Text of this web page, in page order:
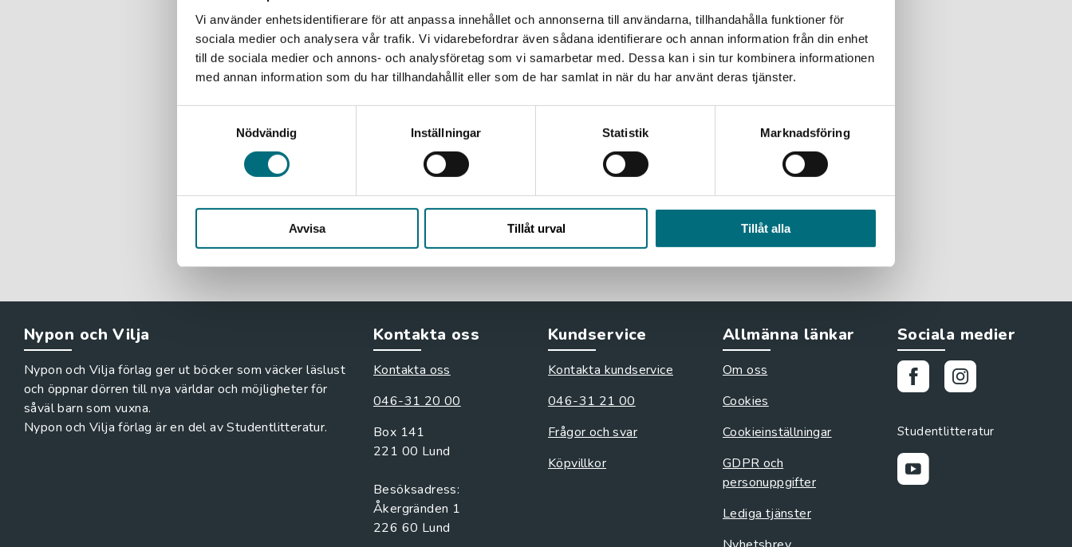
Vi använder enhetsidentifierare för att anpassa innehållet och annonserna till användarna, tillhandahålla funktioner för
sociala medier och analysera vår trafik. Vi vidarebefordrar även sådana identifierare och annan information från din enhet
till de sociala medier och annons- och analysföretag som vi samarbetar med. Dessa kan i sin tur kombinera informationen
med annan information som du har tillhandahållit eller som de har samlat in när du har använt deras tjänster.
Nödvändig
Inställningar Statistik Marknadsföring
Avvisa Tillåt urval Tillåt alla
rutten mjölk och trädgrenarna utanför fönstren rör...
147 kr
Exkl. moms: 139 kr
Lucy blir uppäten!
Skolan lever och nu har Lucy blivit uppäten av sitt skåp! Sam och Antonio följer ett spår av
Exkl. moms: 139 kr
Nypon och Vilja
Nypon och Vilja förlag ger ut böcker som väcker läslust
och öppnar dörren till nya världar och möjligheter för
såväl barn som vuxna.
Nypon och Vilja förlag är en del av Studentlitteratur.
Kontakta oss
Kontakta oss
046-31 20 00
Box 141
221 00 Lund
Besöksadress:
Åkergränden 1
Kundservice
Kontakta kundservice
046-31 21 00
Frågor och svar
Köpvillkor
Allmänna länkar
Om oss
Cookies
Cookieinställningar
GDPR och
personuppgifter
Lediga tjänster
Sociala medier
Studentlitteratur